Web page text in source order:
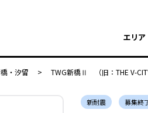
エリア
・汐留 > TWG新橋Ⅱ （旧：THE V-
新耐震 募集終